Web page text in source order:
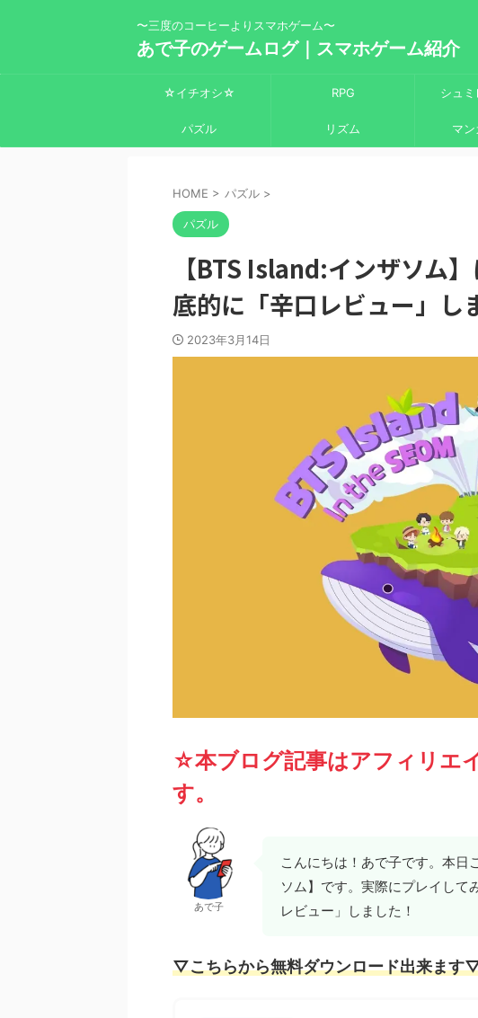
〜三度のコーヒーよりスマホゲーム〜
あで子のゲームログ｜スマホゲーム紹介
☆イチオシ☆ RPG シュ
パズル リズム マン
HOME > パズル >
パズル
【BTS Island:インザソム
底的に「辛口レビュー」し
2023年3月14日
☆本ブログ記事はアフィリエ
す。
あで子
こんにちは！あで子です。本
ソム】です。実際にプレイして
レビュー」しました！
▽こちらから無料ダウンロード出来ます